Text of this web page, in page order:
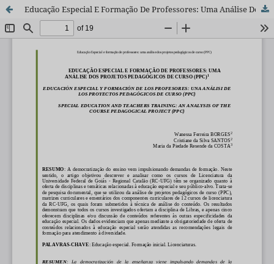
Educação Especial E Formação De Professores: Uma Análise Dos Projetos Pedagógicos De Curso (PPC)